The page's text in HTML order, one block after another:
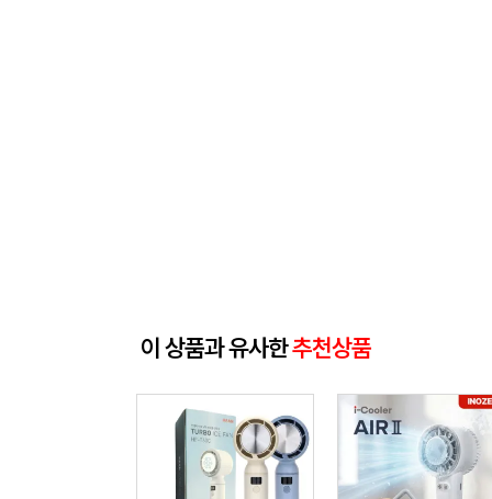
이 상품과 유사한추천상품